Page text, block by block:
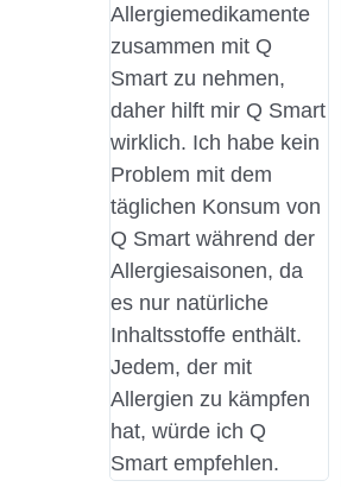
Allergiemedikamente
zusammen mit Q
Smart zu nehmen,
daher hilft mir Q Smart
wirklich. Ich habe kein
Problem mit dem
täglichen Konsum von
Q Smart während der
Allergiesaisonen, da
es nur natürliche
Inhaltsstoffe enthält.
Jedem, der mit
Allergien zu kämpfen
hat, würde ich Q
Smart empfehlen.